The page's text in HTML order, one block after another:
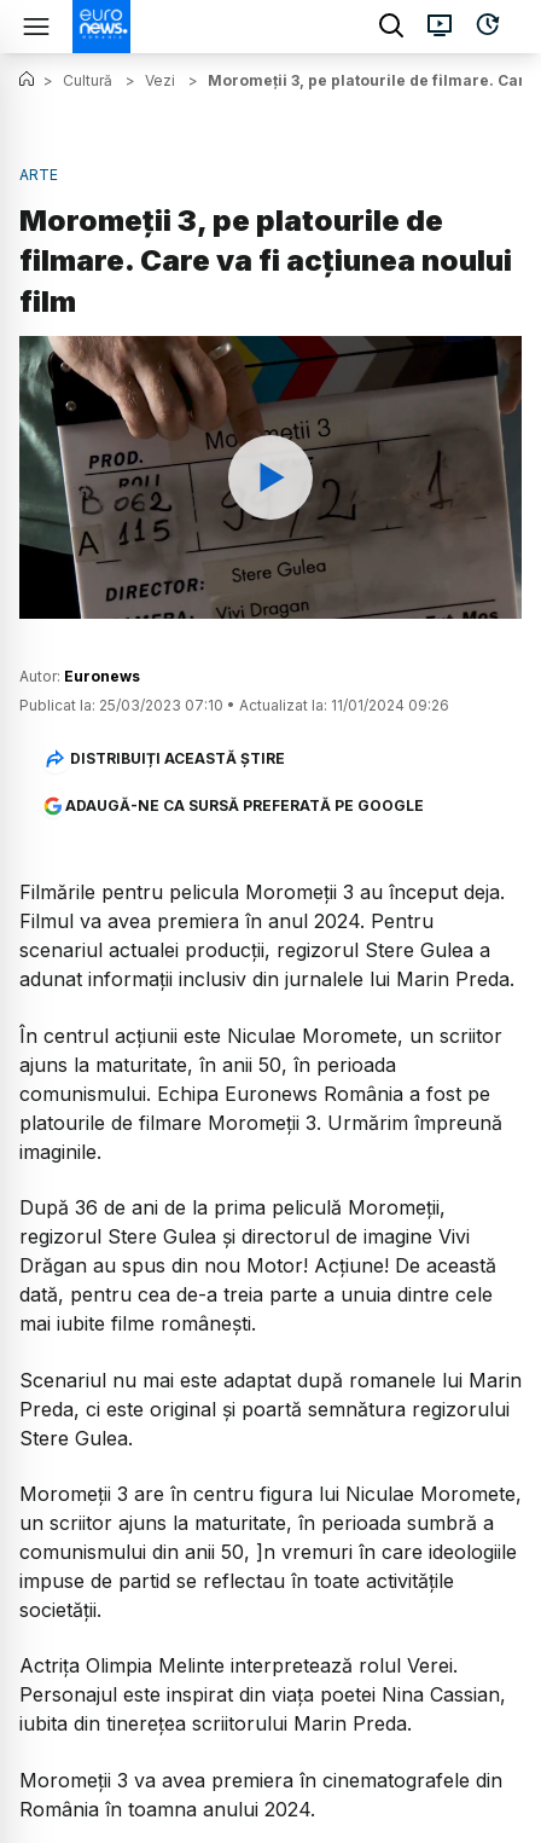
> Cultură > Vezi > Moromeții 3, pe platourile de filmare.
ARTE
Moromeții 3, pe platourile de
filmare. Care va fi acțiunea noului
film
Watch
Autor: Euronews
Publicat la: 25/03/2023 07:10 • Actualizat la: 11/01/2024 09:26
DISTRIBUIȚI ACEASTĂ ȘTIRE
ADAUGĂ-NE CA SURSĂ PREFERATĂ PE GOOGLE
Filmările pentru pelicula Moromeții 3 au început deja.
Filmul va avea premiera în anul 2024. Pentru
scenariul actualei producții, regizorul Stere Gulea a
adunat informații inclusiv din jurnalele lui Marin Preda.
În centrul acțiunii este Niculae Moromete, un scriitor
ajuns la maturitate, în anii 50, în perioada
comunismului. Echipa Euronews România a fost pe
platourile de filmare Moromeții 3. Urmărim împreună
imaginile.
După 36 de ani de la prima peliculă Moromeții,
regizorul Stere Gulea și directorul de imagine Vivi
Drăgan au spus din nou Motor! Acțiune! De această
dată, pentru cea de-a treia parte a unuia dintre cele
mai iubite filme românești.
Scenariul nu mai este adaptat după romanele lui Marin
Preda, ci este original și poartă semnătura regizorului
Stere Gulea.
Moromeții 3 are în centru figura lui Niculae Moromete,
un scriitor ajuns la maturitate, în perioada sumbră a
comunismului din anii 50, ]n vremuri în care ideologiile
impuse de partid se reflectau în toate activitățile
societății.
Actrița Olimpia Melinte interpretează rolul Verei.
Personajul este inspirat din viața poetei Nina Cassian,
iubita din tinerețea scriitorului Marin Preda.
Moromeții 3 va avea premiera în cinematografele din
România în toamna anului 2024.